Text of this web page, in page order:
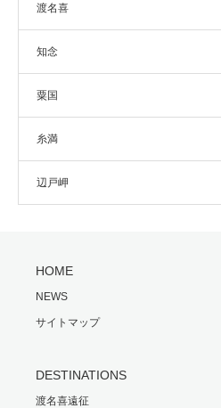
渡名喜
知念
粟国
糸満
辺戸岬
HOME
NEWS
サイトマップ
DESTINATIONS
渡名喜遠征